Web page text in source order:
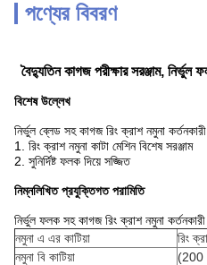
পণ্যের বিবরণ
বৈদ্যুতিন কাগজ পরীক্ষার সরঞ্জাম, নির্ভুল
বিশেষ উল্লেখ
নির্ভুল ব্লেড সহ কাগজ রিং ক্রাশ নমুনা কর্তনকারী
1. রিং ক্রাশ নমুনা কাটা মেশিন বিশেষ সরঞ্জাম
2. সুনির্দিষ্ট ফলক দিয়ে সজ্জিত
নিম্নলিখিত প্রযুক্তিগত পরামিতি
নির্ভুল ফলক সহ কাগজ রিং ক্রাশ নমুনা
নমুনা এ এর ​​কাটিয়া
রিং
নমুনা বি কাটিয়া
(200